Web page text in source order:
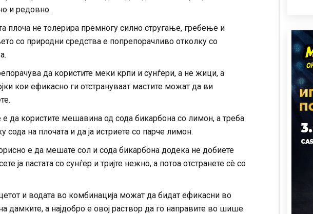
и редовно.
плоча не толерира премногу силно стругање, гребење и
со природни средства е попрепорачливо отколку со
да користите меки крпи и сунѓери, а не жици, а
кои ефикасно ги отстрануваат мастите можат да ви
е да користите мешавина од сода бикарбона со лимон, а треба
сода на плочата и да ја истриете со парче лимон.
е да мешате сол и сода бикарбона додека не добиете
ја пастата со сунѓер и тријте нежно, а потоа отстранете сè со
и водата во комбинација можат да бидат ефикасни во
дамките, а најдобро е овој раствор да го направите во шише